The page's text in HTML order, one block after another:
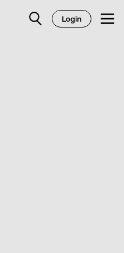
Login